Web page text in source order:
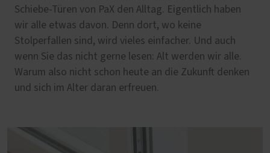
Schiebe-Türen von PaX den Alltag. Eigentlich haben
wir alle etwas davon. Denn dort, wo keine
Stolperfallen sind, wird vieles einfacher. Und auch
wenn Sie das nicht gerne lesen: Alt werden wir alle.
Warum also nicht schon heute an die Zukunft denken
und sich im Alter daran erfreuen.